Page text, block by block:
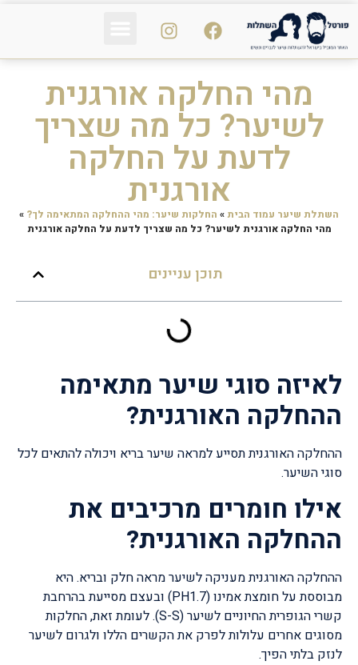
מהי החלקה אורגנית
לשיער? כל מה שצריך
לדעת על החלקה
אורגניתהשתלת שיער עמוד הבית» החלקות שיער: מהי ההחלקה המתאימה לך? »
מהי החלקה אורגנית לשיער? כל מה שצריך לדעת על החלקה אורגנית
תוכן עניינים
לאיזה סוגי שיער מתאימה
ההחלקה האורגנית?
ההחלקה האורגנית תסייע למראה שיער בריא ויכולה להתאים לכל
סוגי השיער.
אילו חומרים מרכיבים את
ההחלקה האורגנית?
ההחלקה האורגנית מעניקה לשיער מראה חלק ובריא. היא
מבוססת על חומצת אמינו (PH1.7) ובעצם מסייעת בהרחבת
קשרי הגופרית החיוניים לשיער (S-S). לעומת זאת, החלקות
מסוגים אחרים עלולות לפרק את הקשרים הללו ולגרום לשיער
לנזק בלתי הפיך.